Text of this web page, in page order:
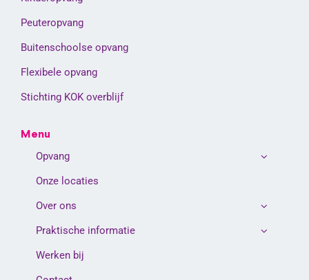
Peuteropvang
Buitenschoolse opvang
Flexibele opvang
Stichting KOK overblijf
Menu
Opvang
Onze locaties
Over ons
Praktische informatie
Werken bij